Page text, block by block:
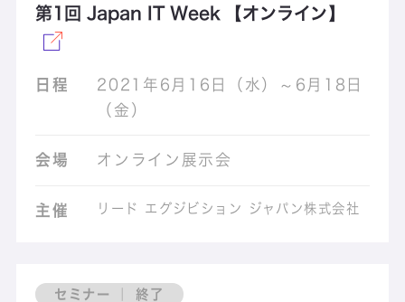
第1回 Japan IT Week 【オンライン】
日程
2021年6月16日（水）～6月18日
（金）
会場 オンライン展示会
主催 リード エグジビション ジャパン株式会社
セミナー ｜ 終了